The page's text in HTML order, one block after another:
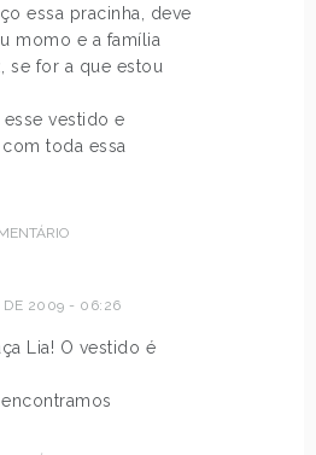
essa pracinha, deve
momo e a família
se for a que estou
vestido e
toda essa
DE 2009 - 06:26
Lia! O vestido é